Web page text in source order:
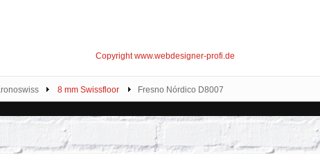
Copyright www.webdesigner-profi.de
8 mm Swissfloor Fresno Nórdico D8007